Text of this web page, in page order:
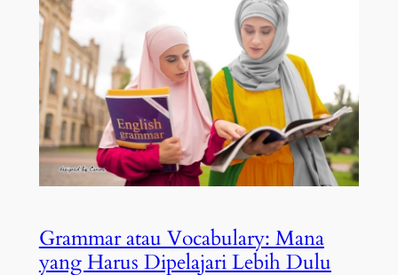
Grammar atau Vocabulary: Mana
yang Harus Dipelajari Lebih Dulu